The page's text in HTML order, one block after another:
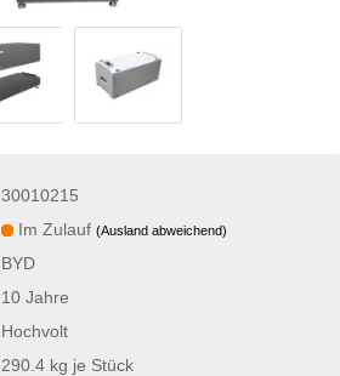
30010215
Im Zulauf (Ausland abweichend)
BYD
10 Jahre
Hochvolt
290.4 kg je Stück